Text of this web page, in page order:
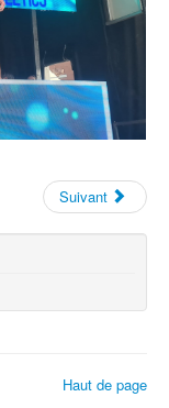
Suivant
Haut de page